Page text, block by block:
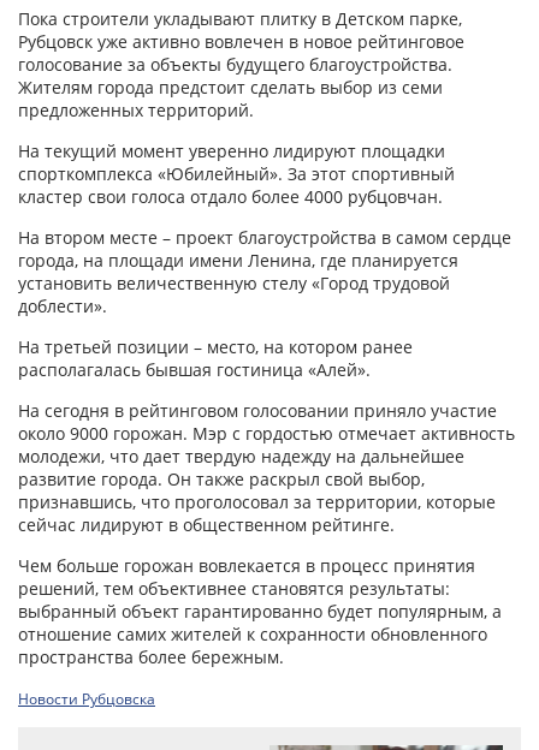
Пока строители укладывают плитку в Детском парке,
Рубцовск уже активно вовлечен в новое рейтинговое
голосование за объекты будущего благоустройства.
Жителям города предстоит сделать выбор из семи
предложенных территорий.
На текущий момент уверенно лидируют площадки
спорткомплекса «Юбилейный». За этот спортивный
кластер свои голоса отдало более 4000 рубцовчан.
На втором месте – проект благоустройства в самом сердце
города, на площади имени Ленина, где планируется
установить величественную стелу «Город трудовой
доблести».
На третьей позиции – место, на котором ранее
располагалась бывшая гостиница «Алей».
На сегодня в рейтинговом голосовании приняло участие
около 9000 горожан. Мэр с гордостью отмечает активность
молодежи, что дает твердую надежду на дальнейшее
развитие города. Он также раскрыл свой выбор,
признавшись, что проголосовал за территории, которые
сейчас лидируют в общественном рейтинге.
Чем больше горожан вовлекается в процесс принятия
решений, тем объективнее становятся результаты:
выбранный объект гарантированно будет популярным, а
отношение самих жителей к сохранности обновленного
пространства более бережным.
Новости Рубцовска